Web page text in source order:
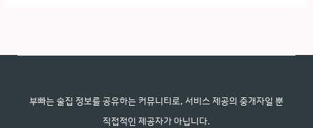
부빠는 술집 정보를 공유하는 커뮤니티로, 서비스 제공의 중개자일 뿐
직접적인 제공자가 아닙니다.